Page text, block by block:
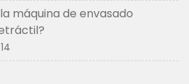
máquina de envasado